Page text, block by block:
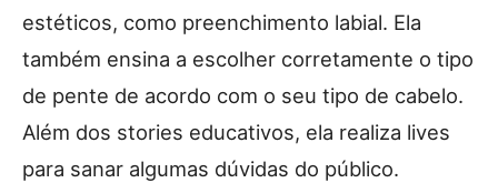
estéticos, como preenchimento labial. Ela
também ensina a escolher corretamente o tipo
de pente de acordo com o seu tipo de cabelo.
Além dos stories educativos, ela realiza lives
para sanar algumas dúvidas do público.